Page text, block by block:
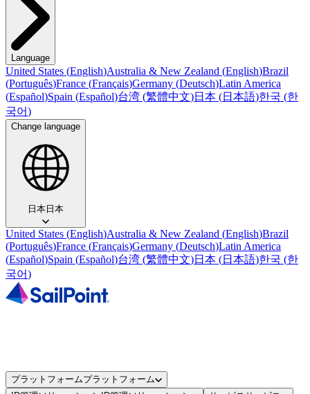
Language
United States (English)Australia & New Zealand (English)Brazil
(Português)France (Français)Germany (Deutsch)Latin America
(Español)Spain (Español)台湾 (繁體中文)日本 (日本語)한국 (한
국어)
Change language
日本日本
United States (English)Australia & New Zealand (English)Brazil
(Português)France (Français)Germany (Deutsch)Latin America
(Español)Spain (Español)台湾 (繁體中文)日本 (日本語)한국 (한
국어)
プラットフォームプラットフォーム